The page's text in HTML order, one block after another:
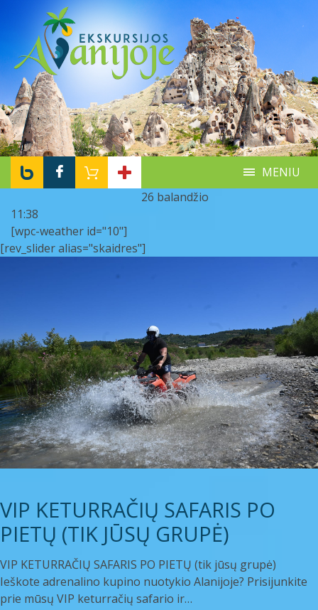
MENIU
26 balandžio
11:38
[wpc-weather id="10"]
[rev_slider alias="skaidres"]
VIP KETURRAČIŲ SAFARIS PO
PIETŲ (TIK JŪSŲ GRUPĖ)
VIP KETURRAČIŲ SAFARIS PO PIETŲ (tik jūsų grupė)
Ieškote adrenalino kupino nuotykio Alanijoje? Prisijunkite
prie mūsų VIP keturračių safario ir…